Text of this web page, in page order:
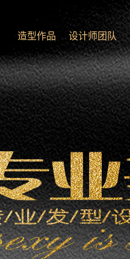
造型作品 设计师团队